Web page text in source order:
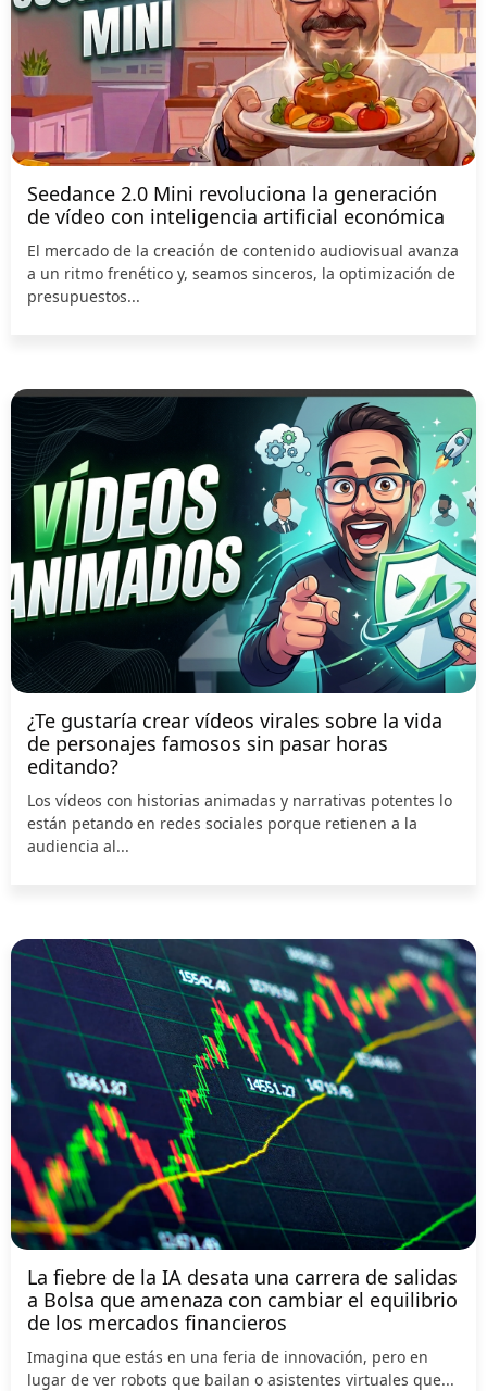
Seedance 2.0 Mini revoluciona la generación
de vídeo con inteligencia artificial económica
El mercado de la creación de contenido audiovisual avanza
a un ritmo frenético y, seamos sinceros, la optimización de
presupuestos...
¿Te gustaría crear vídeos virales sobre la vida
de personajes famosos sin pasar horas
editando?
Los vídeos con historias animadas y narrativas potentes lo
están petando en redes sociales porque retienen a la
audiencia al...
La fiebre de la IA desata una carrera de salidas
a Bolsa que amenaza con cambiar el equilibrio
de los mercados financieros
Imagina que estás en una feria de innovación, pero en
lugar de ver robots que bailan o asistentes virtuales que...